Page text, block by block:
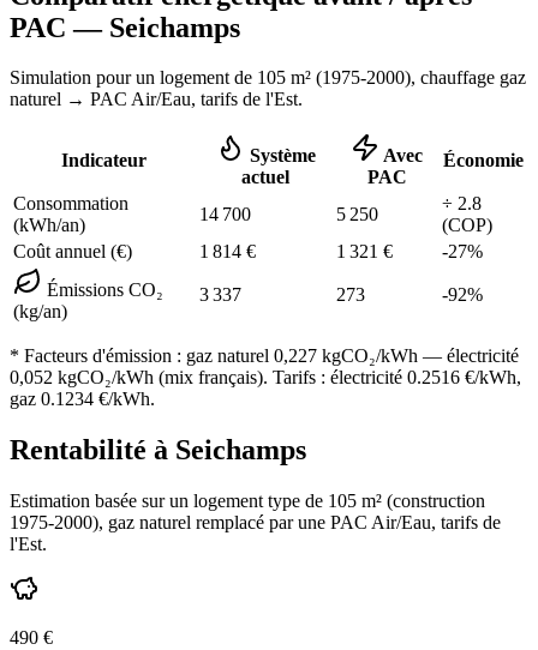
PAC — Seichamps
Simulation pour un logement de 105 m² (1975-2000), chauffage gaz
naturel → PAC Air/Eau, tarifs de l'Est.
Indicateur
Système
actuel
Avec
PAC
Économie
Consommation
(kWh/an)
14 700 5 250
÷ 2.8
(COP)
Coût annuel (€)
1 814 € 1 321 € -27%
Émissions CO₂
(kg/an)
3 337 273 -92%
* Facteurs d'émission : gaz naturel 0,227 kgCO₂/kWh — électricité
0,052 kgCO₂/kWh (mix français). Tarifs : électricité 0.2516 €/kWh,
gaz 0.1234 €/kWh.
Rentabilité à Seichamps
Estimation basée sur un logement type de 105 m² (construction
1975-2000), gaz naturel remplacé par une PAC Air/Eau, tarifs de
l'Est.
490 €